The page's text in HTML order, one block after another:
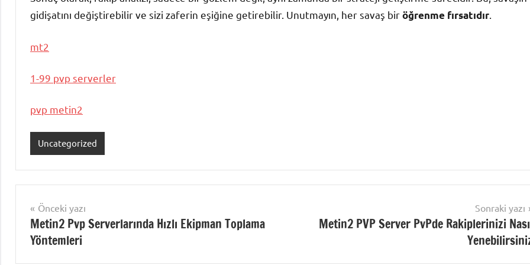
gidişatını değiştirebilir ve sizi zaferin eşiğine getirebilir. Unutmayın, her savaş biröğrenme fırsatıdır
mt2
1-99 pvp serverler
pvp metin2
Uncategorized
Yazı
gezinmesi
Önceki yazı
Metin2 Pvp Serverlarında Hızlı Ekipman Toplama
Yöntemleri
Sonraki yazı
Metin2 PVP Server PvPde Rakiplerinizi